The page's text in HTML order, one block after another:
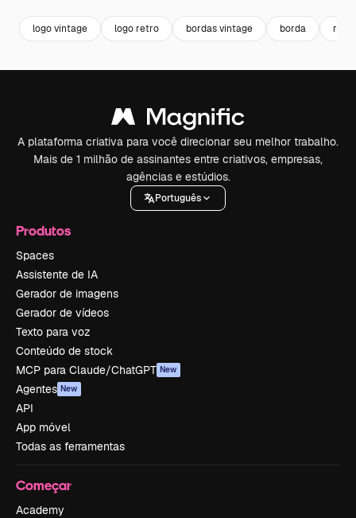
logo vintage logo retro bordas vintage borda royal
A plataforma criativa para você direcionar seu melhor trabalho.
Mais de 1 milhão de assinantes entre criativos, empresas,
agências e estúdios.
Português
Produtos
Spaces
Assistente de IA
Gerador de imagens
Gerador de vídeos
Texto para voz
Conteúdo de stock
MCP para Claude/ChatGPT New
Agentes New
API
App móvel
Todas as ferramentas
Começar
Academy